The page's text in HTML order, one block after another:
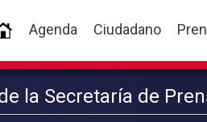
(current)
Agenda Ciudadano
la Secretaría de